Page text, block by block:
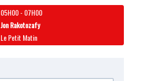
05H00- 07H00
Jon Rakotozafy
Le Petit Matin